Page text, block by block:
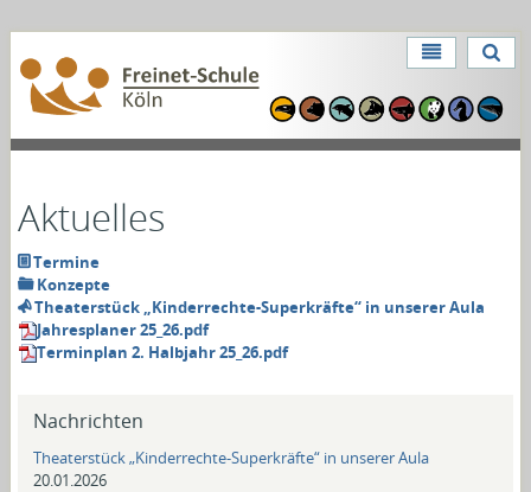
Direkt
Benutzerspezifische
Aktuelles
Termine
Konzepte
Theaterstück „Kinderrechte-Superkräfte“ in unserer Aula
Jahresplaner 25_26.pdf
Terminplan 2. Halbjahr 25_26.pdf
Nachrichten
Theaterstück „Kinderrechte-Superkräfte“ in unserer Aula
20.01.2026